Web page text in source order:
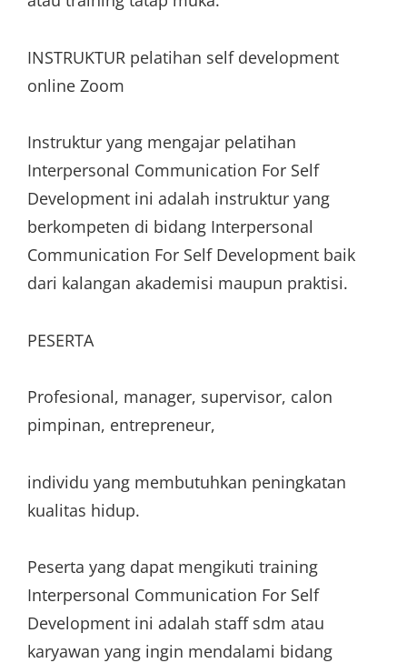
INSTRUKTUR pelatihan self development
online Zoom
Instruktur yang mengajar pelatihan
Interpersonal Communication For Self
Development ini adalah instruktur yang
berkompeten di bidang Interpersonal
Communication For Self Development baik
dari kalangan akademisi maupun praktisi.
PESERTA
Profesional, manager, supervisor, calon
pimpinan, entrepreneur,
individu yang membutuhkan peningkatan
kualitas hidup.
Peserta yang dapat mengikuti training
Interpersonal Communication For Self
Development ini adalah staff sdm atau
karyawan yang ingin mendalami bidang